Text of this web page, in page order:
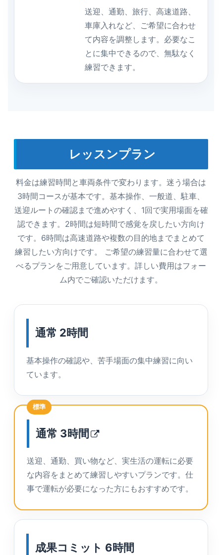
送迎、通勤、旅行、高速道路、
車庫入れなど、ご希望に合わせ
て内容を調整します。必要なこ
とに集中できるので、無駄なく
練習できます。
レッスンプラン
料金は練習時間と車両条件で変わります。迷う場合は
3時間コースが基本です。基本操作、一般道、駐車、
送迎ルートの確認まで進めやすく、1回で実用場面を確
認できます。2時間は短時間で感覚を戻したい方向け
です。6時間は高速道路や複数の目的地までまとめて
練習したい方向けです。 ご希望の練習量に合わせて選
べるプランをご用意しています。詳しい費用はフォー
ム内でご確認いただけます。
通常 2時間
基本操作の確認や、苦手場面の集中練習に向い
ています。
標準
通常 3時間
送迎、通勤、買い物など、実生活の運転に必要
な内容をまとめて練習しやすいプランです。仕
事で運転が必要になった方にもおすすめです。
成果コミット 6時間